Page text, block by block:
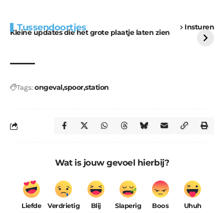
Tussendoortjes Insturen
Kleine updates die het grote plaatje laten zien
voor kabouters
uitdaging
Tags:ongevalspoorstation
Wat is jouw gevoel hierbij?
Liefde Verdrietig Blij Slaperig Boos Uhuh